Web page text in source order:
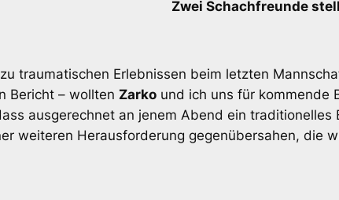
Zwei Schachfreunde
traumatischen Erlebnissen beim letzten
Bericht – wollten Zarko und ich uns für kommende
ausgerechnet an jenem Abend ein
weiteren Herausforderung gegenübersahen, die